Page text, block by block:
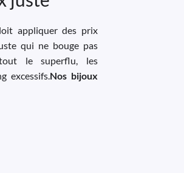
appliquer des prix
qui ne bouge pas
le superflu, les
excessifs. Nos bijoux